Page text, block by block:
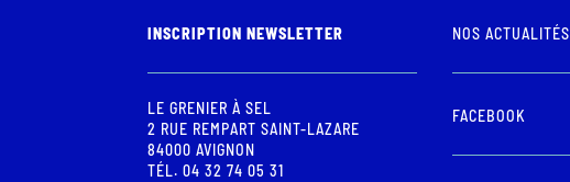
INSCRIPTION NEWSLETTER
LE GRENIER À SEL
2 RUE REMPART SAINT-LAZARE
84000 AVIGNON
TÉL. 04 32 74 05 31
NOS ACTUALITÉS
FACEBOOK